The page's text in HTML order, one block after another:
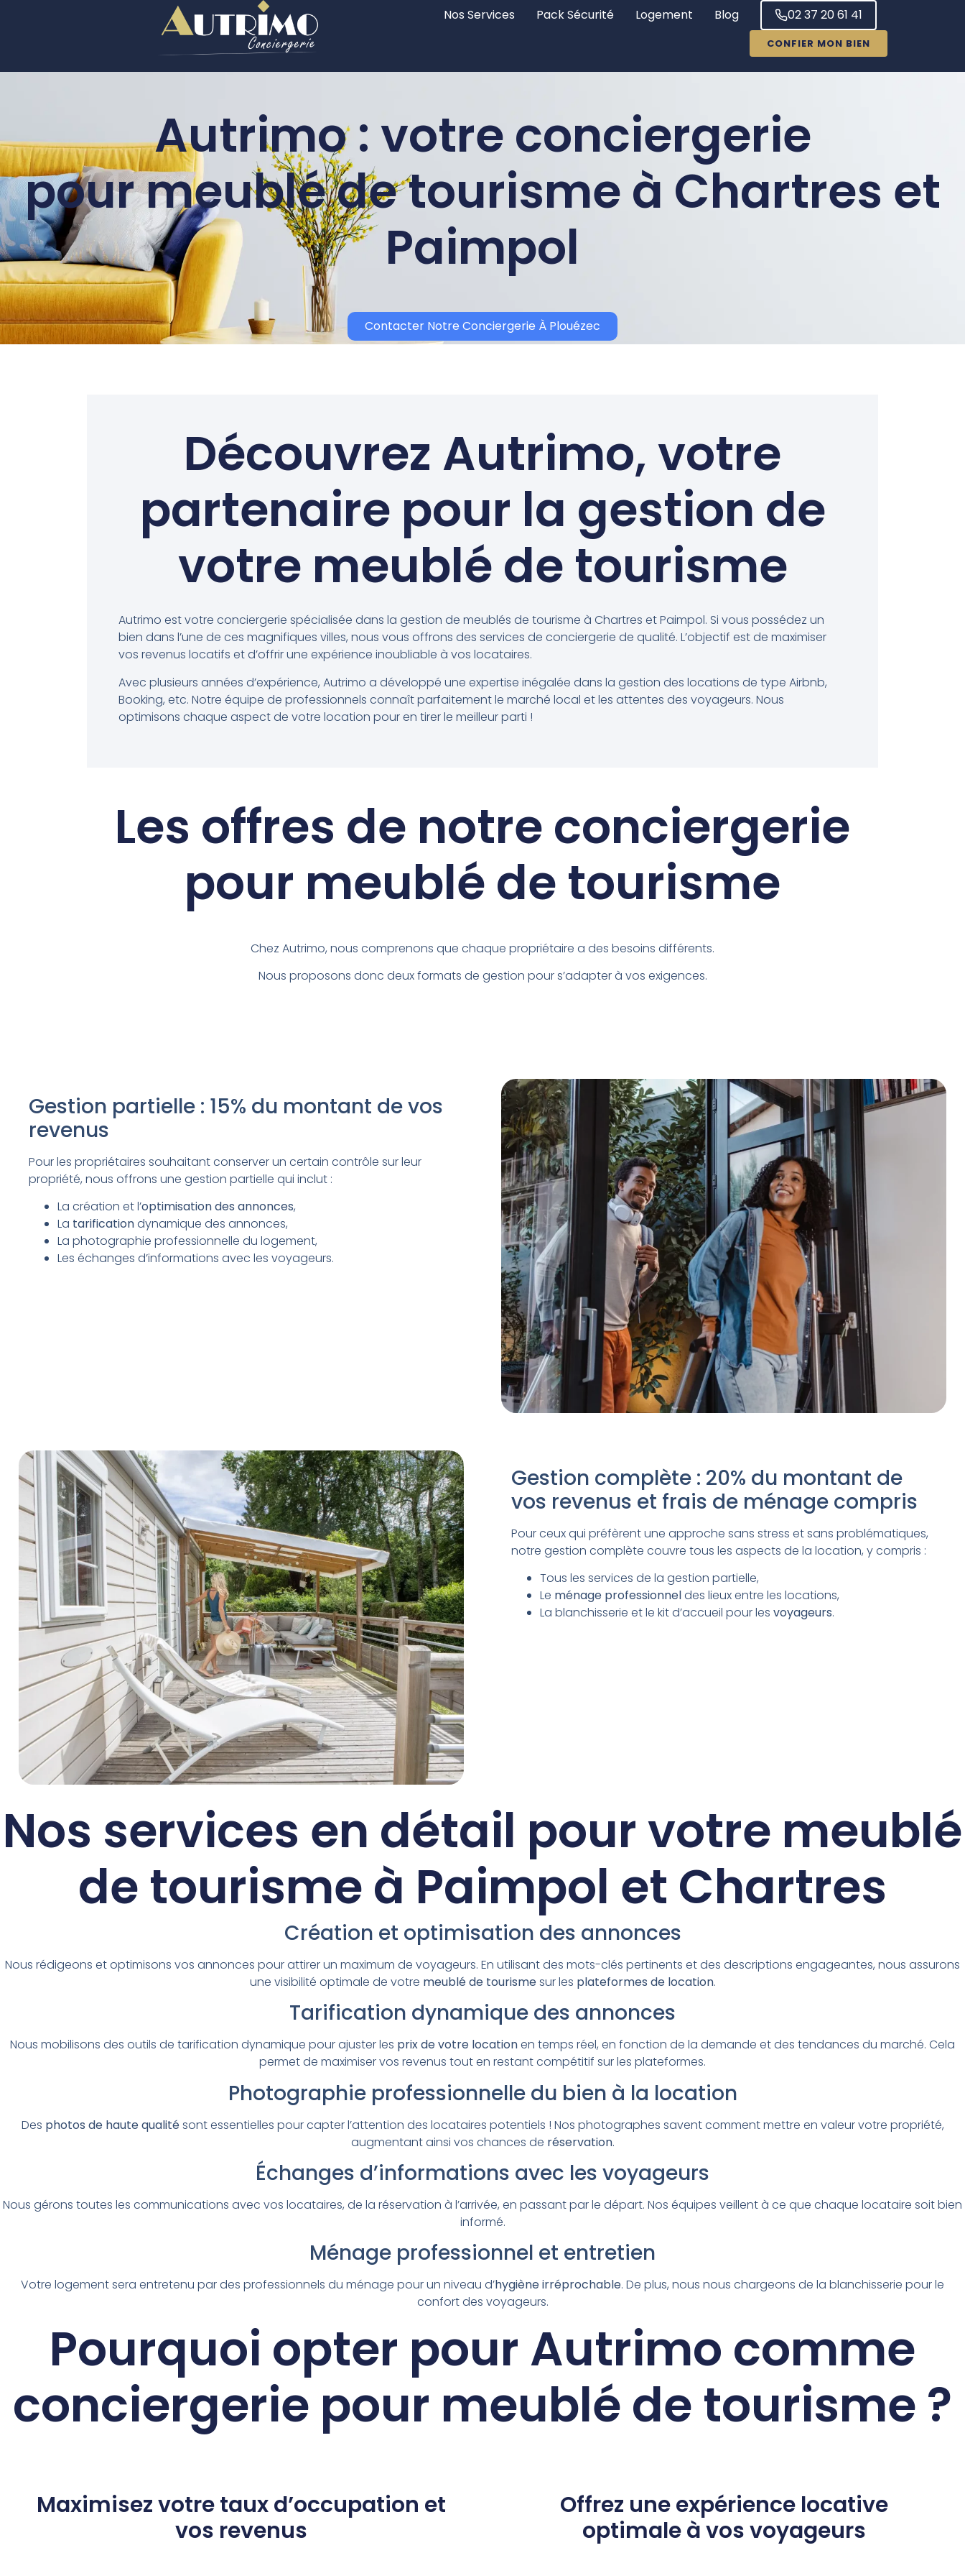
Nos Services Pack Sécurité Logement Blog 02 37 20 61 41
CONFIER MON BIEN
Autrimo : votre conciergerie
pour meublé de tourisme à Chartres et
Paimpol
Contacter Notre Conciergerie À Plouézec
Découvrez Autrimo, votre
partenaire pour la gestion de
votre meublé de tourisme
Autrimo est votre conciergerie spécialisée dans la gestion de meublés de tourisme à Chartres et Paimpol. Si vous possédez un
bien dans l’une de ces magnifiques villes, nous vous offrons des services de conciergerie de qualité. L’objectif est de maximiser
vos revenus locatifs et d’offrir une expérience inoubliable à vos locataires.
Avec plusieurs années d’expérience, Autrimo a développé une expertise inégalée dans la gestion des locations de type Airbnb,
Booking, etc. Notre équipe de professionnels connaît parfaitement le marché local et les attentes des voyageurs. Nous
optimisons chaque aspect de votre location pour en tirer le meilleur parti !
Les offres de notre conciergerie
pour meublé de tourisme
Chez Autrimo, nous comprenons que chaque propriétaire a des besoins différents.
Nous proposons donc deux formats de gestion pour s’adapter à vos exigences.
Gestion partielle : 15% du montant de vos
revenus
Pour les propriétaires souhaitant conserver un certain contrôle sur leur
propriété, nous offrons une gestion partielle qui inclut :
La création et l’optimisation des annonces,
La tarificationdynamique des annonces,
La photographie professionnelle du logement,
Les échanges d’informations avec les voyageurs.
Gestion complète : 20% du montant de
vos revenus et frais de ménage compris
Pour ceux qui préfèrent une approche sans stress et sans problématiques,
notre gestion complète couvre tous les aspects de la location, y compris :
Tous les services de la gestion partielle,
Le ménage professionneldes lieux entre les locations,
La blanchisserie et le kit d’accueil pour les voyageurs.
Nos services en détail pour votre meublé
de tourisme à Paimpol et Chartres
Création et optimisation des annonces
Nous rédigeons et optimisons vos annonces pour attirer un maximum de voyageurs. En utilisant des mots-clés pertinents et des descriptions engageantes, nous assurons
une visibilité optimale de votre meublé de tourismesur les plateformes de location.
Tarification dynamique des annonces
Nous mobilisons des outils de tarification dynamique pour ajuster les prix de votre locationen temps réel, en fonction de la demande et des tendances du marché. Cela
permet de maximiser vos revenus tout en restant compétitif sur les plateformes.
Photographie professionnelle du bien à la location
Des photos de haute qualitésont essentielles pour capter l’attention des locataires potentiels ! Nos photographes savent comment mettre en valeur votre propriété,
augmentant ainsi vos chances de réservation.
Échanges d’informations avec les voyageurs
Nous gérons toutes les communications avec vos locataires, de la réservation à l’arrivée, en passant par le départ. Nos équipes veillent à ce que chaque locataire soit bien
informé.
Ménage professionnel et entretien
Votre logement sera entretenu par des professionnels du ménage pour un niveau d’hygiène irréprochable. De plus, nous nous chargeons de la blanchisserie pour le
confort des voyageurs.
Pourquoi opter pour Autrimo comme
conciergerie pour meublé de tourisme ?
Maximisez votre taux d’occupation et
vos revenus
Offrez une expérience locative
optimale à vos voyageurs